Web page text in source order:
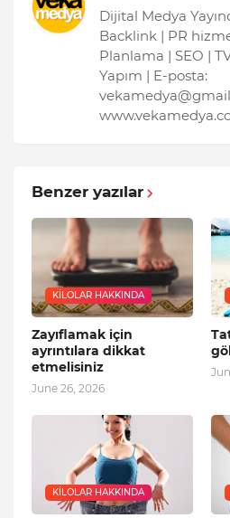
Dijital Medya
Backlink | PR
Planlama | SEO |
Yapım | E-posta:
Benzer yazılar
KILOLAR HAKKINDA
Zayıflamak için
ayrıntılara dikkat
etmelisiniz
June 26, 2026
KILOLAR HAKKINDA